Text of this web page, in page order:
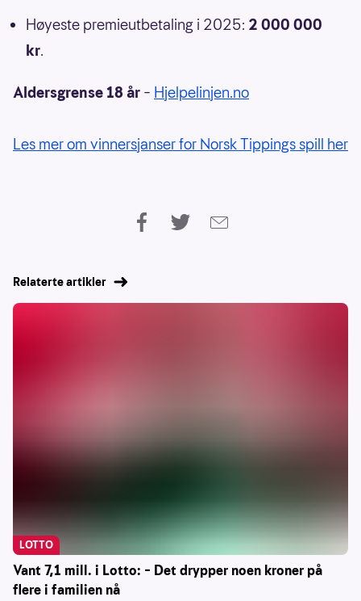
Høyeste premieutbetaling i 2025: 2 000 000
kr.
Aldersgrense 18 år – Hjelpelinjen.no
Les mer om vinnersjanser for Norsk Tippings spill her
Relaterte artikler
Vant 7,1 mill. i Lotto: – Det drypper noen kroner på
flere i familien nå
LOTTO